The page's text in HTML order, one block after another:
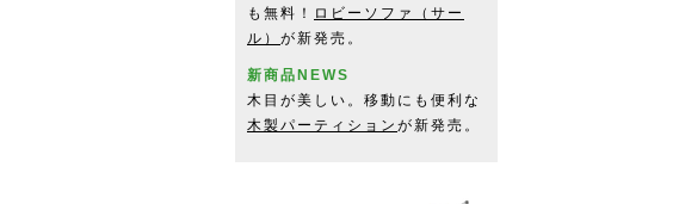
も無料！
ロビーソファ（サー
ル） が新発売。
新商品NEWS
木目が美しい。移動にも便利な
木製パーティション が新発売。